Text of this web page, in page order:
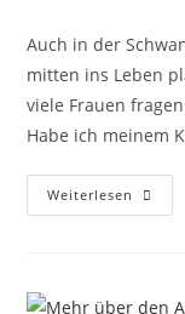
Auch in der
mitten ins Leben
viele Frauen
Habe ich meinem
Weiterlesen